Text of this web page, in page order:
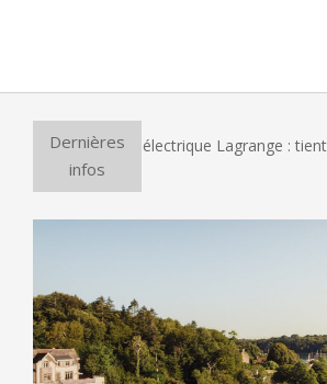
Dernières
infos
à pizza électrique Lagrange : tient-il ses